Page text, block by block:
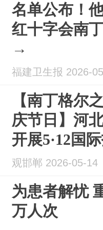
名单公布！
红十字会南
→
福建卫生报 2026-
【南丁格尔
庆节日】河
开展5·12国
观邯郸 2026-05-14
为患者解忧
万人次